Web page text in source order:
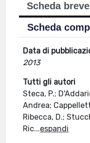
Scheda breve
Scheda
Data di
2013
Tutti gli autori
Steca, P.;
Andrea;
Ribecca, D.;
Ric...espandi